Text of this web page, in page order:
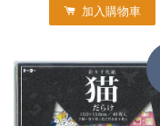
加入購物車